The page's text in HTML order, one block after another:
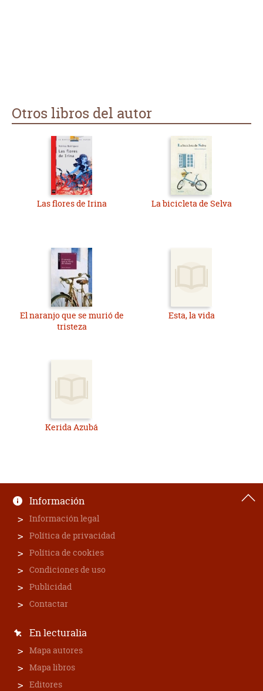
Otros libros del autor
Las flores de Irina La bicicleta de Selva
El naranjo que se murió de
tristeza
Esta, la vida
Kerida Azubá
Información
Información legal
Política de privacidad
Política de cookies
Condiciones de uso
Publicidad
Contactar
En lecturalia
Mapa autores
Mapa libros
Editores